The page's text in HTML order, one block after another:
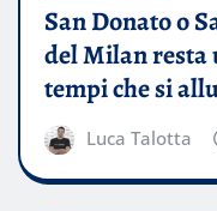
San Donato o
del Milan resta
tempi che si
Luca Talotta